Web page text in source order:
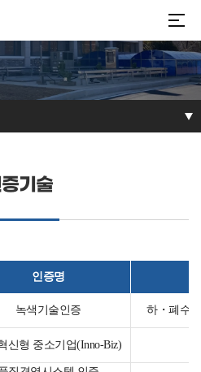
기술
인증명
녹색기술인증 하・폐수
신형 중소기업(Inno-Biz)